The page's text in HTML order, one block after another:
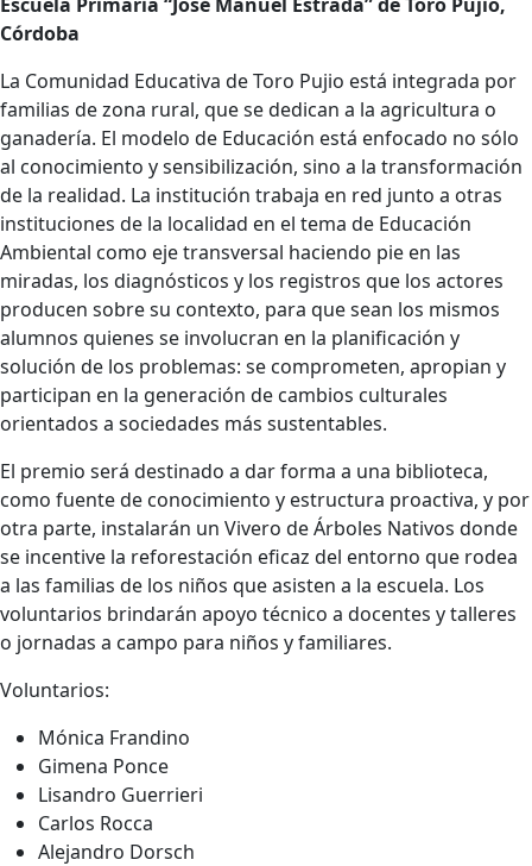
Córdoba
La Comunidad Educativa de Toro Pujio está integrada por
familias de zona rural, que se dedican a la agricultura o
ganadería. El modelo de Educación está enfocado no sólo
al conocimiento y sensibilización, sino a la transformación
de la realidad. La institución trabaja en red junto a otras
instituciones de la localidad en el tema de Educación
Ambiental como eje transversal haciendo pie en las
miradas, los diagnósticos y los registros que los actores
producen sobre su contexto, para que sean los mismos
alumnos quienes se involucran en la planificación y
solución de los problemas: se comprometen, apropian y
participan en la generación de cambios culturales
orientados a sociedades más sustentables.
El premio será destinado a dar forma a una biblioteca,
como fuente de conocimiento y estructura proactiva, y por
otra parte, instalarán un Vivero de Árboles Nativos donde
se incentive la reforestación eficaz del entorno que rodea
a las familias de los niños que asisten a la escuela. Los
voluntarios brindarán apoyo técnico a docentes y talleres
o jornadas a campo para niños y familiares.
Voluntarios:
Mónica Frandino
Gimena Ponce
Lisandro Guerrieri
Carlos Rocca
Alejandro Dorsch